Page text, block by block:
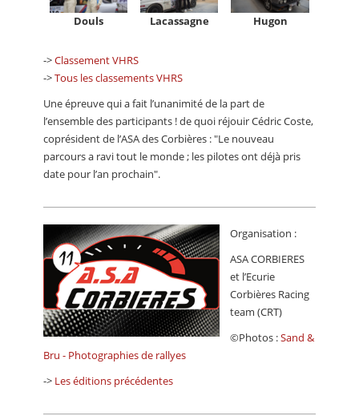
Douls Lacassagne Hugon
->Classement VHRS
->Tous les classements VHRS
Une épreuve qui a fait l’unanimité de la part de
l’ensemble des participants ! de quoi réjouir Cédric Coste,
coprésident de l’ASA des Corbières : "Le nouveau
parcours a ravi tout le monde ; les pilotes ont déjà pris
date pour l’an prochain".
Organisation :
ASA CORBIERES
et l’Ecurie
Corbières Racing
team (CRT)
©Photos :Sand &
Bru - Photographies de rallyes
-> Les éditions précédentes